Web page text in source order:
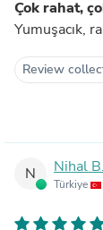
Çok rahat,
Yumuşacık,
Review
N Nihal B.
Türkiye